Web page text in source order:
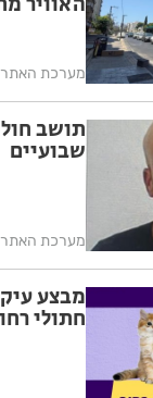
מערכת האתר
תושב
שבועיים
מערכת האתר
מבצע
חתולי